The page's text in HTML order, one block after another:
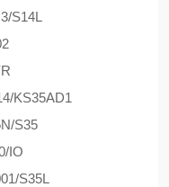
S14L
KS35AD1
S35
IO
S35L